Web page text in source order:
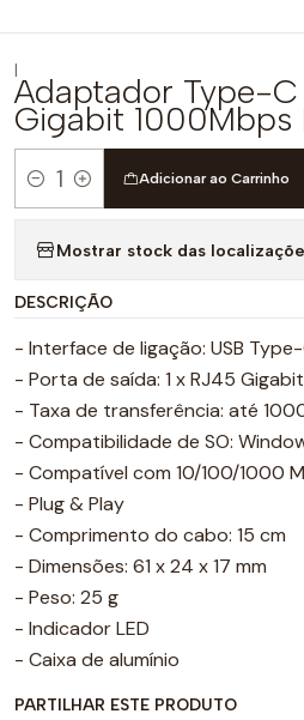
|
Adaptador Type-
Gigabit 1000Mbps
Quantidade
Adicionar ao Carrinho
Mostrar stock das
DESCRIÇÃO
- Interface de ligação: USB
- Porta de saída: 1 x RJ45
- Taxa de transferência: até
- Compatibilidade de SO:
- Compatível com 10/100/1000
- Plug & Play
- Comprimento do cabo: 15 cm
- Dimensões: 61 x 24 x 17 mm
- Peso: 25 g
- Indicador LED
- Caixa de alumínio
PARTILHAR ESTE PRODUTO